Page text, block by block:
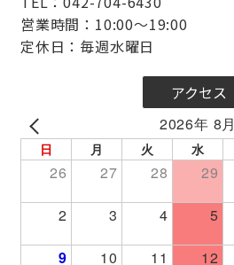
営業時間：10:00～19:00
定休日：毎週水曜日
アクセス
2026年 8月
日 月 火 水
26 27 28 29
2 3 4 5
9 10 11 12